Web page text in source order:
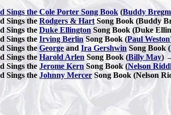
Sings the Cole Porter Song Book (Buddy
Sings the Rodgers & Hart Song Book (Buddy
Sings the Duke Ellington Song Book (Duke
Sings the Irving Berlin Song Book (Paul Weston
Sings the George andIra Gershwin Song Book (
Sings the Harold ArlenSong Book (Billy May)
Sings the Jerome Kern Song Book (Nelson
Sings the Johnny Mercer Song Book (Nelson